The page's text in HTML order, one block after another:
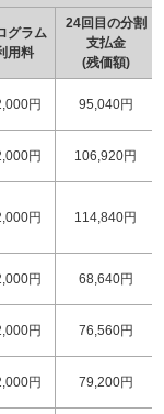
グラム
用料
24回目の分割
支払金
(残価額)
円 95,040円
円 106,920円
円 114,840円
円 68,640円
円 76,560円
円 79,200円